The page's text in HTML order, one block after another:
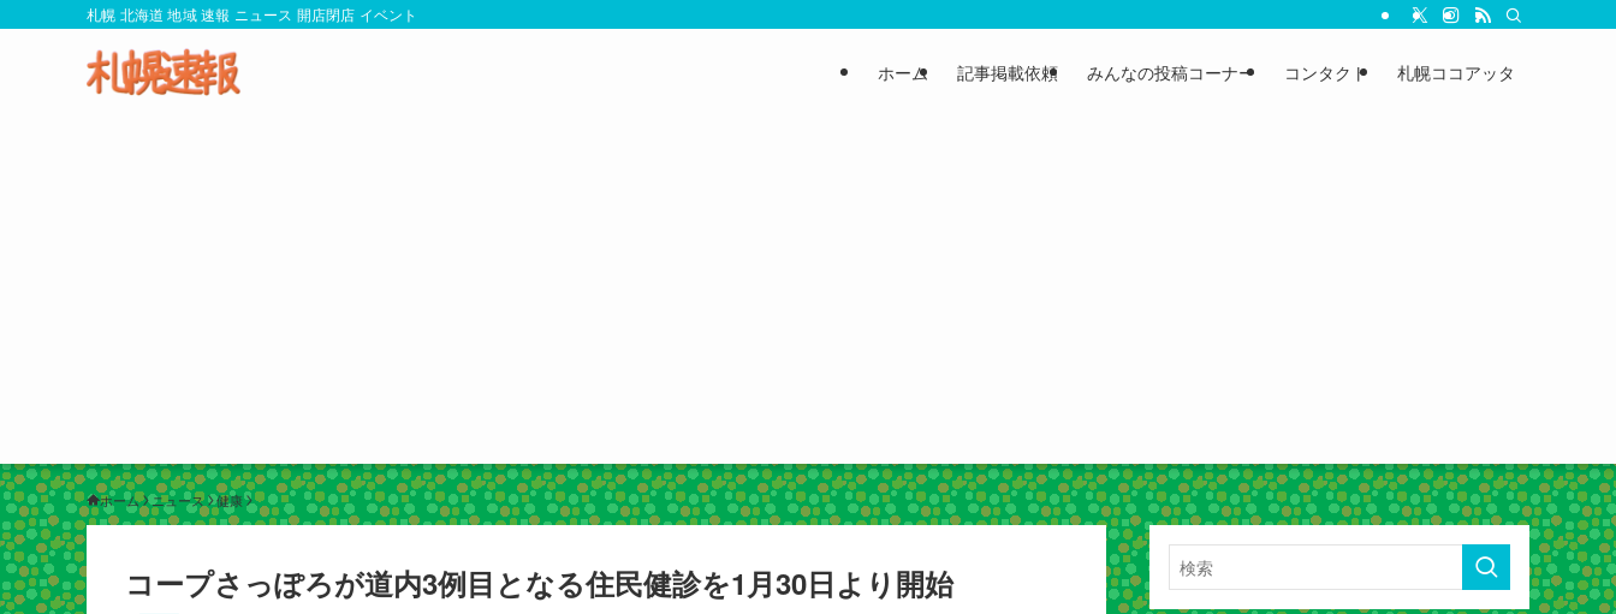
札幌 北海道 地域 速報 ニュース 開店閉店 イベント
ホーム 記事掲載依頼 みんなの投稿コーナー コンタクト 札幌ココアッタ
ホーム ニュース 健康
コープさっぽろが道内3例目となる住民健診を1月30日より開始